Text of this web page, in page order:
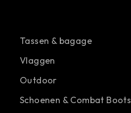
Tassen & bagage
Vlaggen
Outdoor
Schoenen & Combat Boots